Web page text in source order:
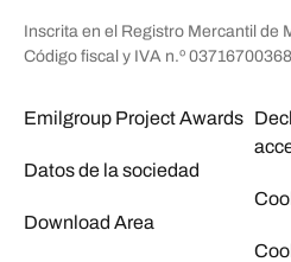
Inscrita en el Registro Mercantil de
Código fiscal y IVA n.º 03716700368
Emilgroup Project Awards
Datos de la sociedad
Download Area